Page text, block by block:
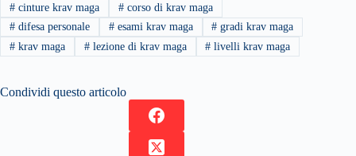
#cinture krav maga #corso di krav maga
#difesa personale #esami krav maga # gradi krav maga
#krav maga #lezione di krav maga # livelli krav maga
Condividi questo articolo